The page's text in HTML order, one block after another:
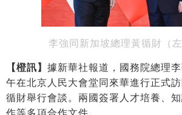
李強同新加坡總理黃循財（左
【橙訊】 據新華社報道，國務院總理
午在北京人民大會堂同來華進行正式
循財舉行會談。兩國簽署人才培養、